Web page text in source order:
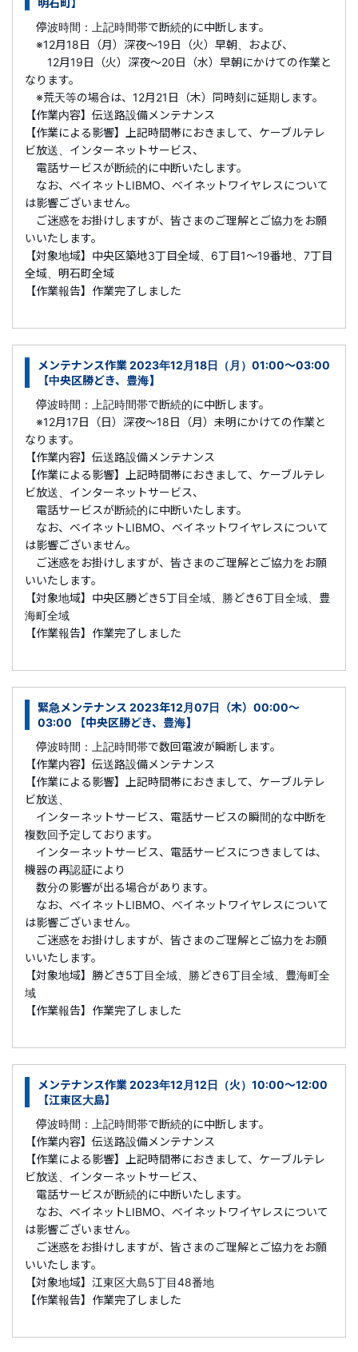
明石町】
停波時間：上記時間帯で断続的に中断します。
※12月18日（月）深夜～19日（火）早朝、および、
12月19日（火）深夜～20日（水）早朝にかけての作業と
なります。
※荒天等の場合は、12月21日（木）同時刻に延期します。
【作業内容】伝送路設備メンテナンス
【作業による影響】上記時間帯におきまして、ケーブルテレ
ビ放送、インターネットサービス、
電話サービスが断続的に中断いたします。
なお、ベイネットLIBMO、ベイネットワイヤレスについて
は影響ございません。
ご迷惑をお掛けしますが、皆さまのご理解とご協力をお願
いいたします。
【対象地域】中央区築地3丁目全域、6丁目1～19番地、7丁目
全域、明石町全域
【作業報告】作業完了しました
メンテナンス作業 2023年12月18日（月）01:00～03:00
【中央区勝どき、豊海】
停波時間：上記時間帯で断続的に中断します。
※12月17日（日）深夜～18日（月）未明にかけての作業と
なります。
【作業内容】伝送路設備メンテナンス
【作業による影響】上記時間帯におきまして、ケーブルテレ
ビ放送、インターネットサービス、
電話サービスが断続的に中断いたします。
なお、ベイネットLIBMO、ベイネットワイヤレスについて
は影響ございません。
ご迷惑をお掛けしますが、皆さまのご理解とご協力をお願
いいたします。
【対象地域】中央区勝どき5丁目全域、勝どき6丁目全域、豊
海町全域
【作業報告】作業完了しました
緊急メンテナンス 2023年12月07日（木）00:00～
03:00 【中央区勝どき、豊海】
停波時間：上記時間帯で数回電波が瞬断します。
【作業内容】伝送路設備メンテナンス
【作業による影響】上記時間帯におきまして、ケーブルテレ
ビ放送、
インターネットサービス、電話サービスの瞬間的な中断を
複数回予定しております。
インターネットサービス、電話サービスにつきましては、
機器の再認証により
数分の影響が出る場合があります。
なお、ベイネットLIBMO、べイネットワイヤレスについて
は影響ございません。
ご迷惑をお掛けしますが、皆さまのご理解とご協力をお願
いいたします。
【対象地域】勝どき5丁目全域、勝どき6丁目全域、豊海町全
域
【作業報告】作業完了しました
メンテナンス作業 2023年12月12日（火）10:00～12:00
【江東区大島】
停波時間：上記時間帯で断続的に中断します。
【作業内容】伝送路設備メンテナンス
【作業による影響】上記時間帯におきまして、ケーブルテレ
ビ放送、インターネットサービス、
電話サービスが断続的に中断いたします。
なお、ベイネットLIBMO、ベイネットワイヤレスについて
は影響ございません。
ご迷惑をお掛けしますが、皆さまのご理解とご協力をお願
いいたします。
【対象地域】江東区大島5丁目48番地
【作業報告】作業完了しました